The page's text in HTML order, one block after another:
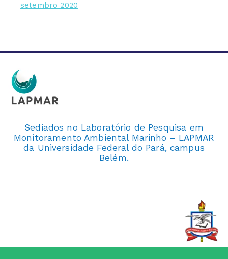
setembro 2020
Sediados no Laboratório de Pesquisa em
Monitoramento Ambiental Marinho – LAPMAR
da Universidade Federal do Pará, campus
Belém.